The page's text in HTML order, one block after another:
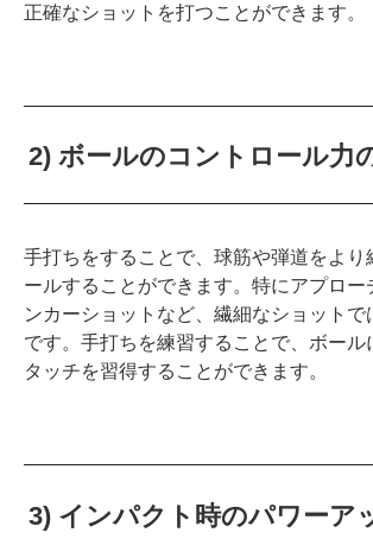
正確なショットを打つことができます。
2) ボールのコントロール力
手打ちをすることで、球筋や弾道をより
ールすることができます。特にアプロー
ンカーショットなど、繊細なショットで
です。手打ちを練習することで、ボール
タッチを習得することができます。
3) インパクト時のパワーア